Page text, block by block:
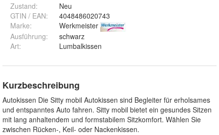
Zustand:
Neu
GTIN / EAN:
4048486020743
Marke:
Werkmeister
Ausführung:
schwarz
Art: Lumbalkissen
Kurzbeschreibung
Autokissen Die Sitty mobil Autokissen sind Begleiter für erholsames
und entspanntes Auto fahren. Sitty mobil bietet ein gesundes Sitzen
mit lang anhaltendem und formstabilem Sitzkomfort. Wählen Sie
zwischen Rücken-, Keil- oder Nackenkissen.